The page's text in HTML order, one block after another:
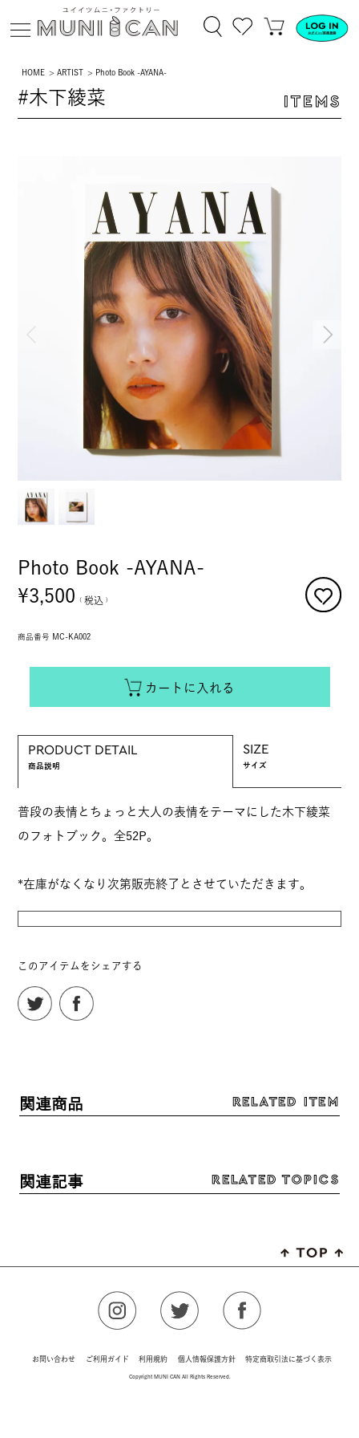
HOME ARTIST Photo Book -AYANA-
#木下綾菜 ITEMS
Photo Book -AYANA-
¥3,500 税込
商品番号 MC-KA002
カートに入れる
PRODUCT DETAIL
商品説明
SIZE
サイズ
普段の表情とちょっと大人の表情をテーマにした木下綾菜
のフォトブック。全52P。
*在庫がなくなり次第販売終了とさせていただきます。
このアイテムをシェアする
関連商品 RELATED ITEM
関連記事 RELATED TOPICS
お問い合わせ ご利用ガイド 利用規約 個人情報保護方針 特定商取引法に基づく表示
Copyright MUNI CAN All Rights Reserved.